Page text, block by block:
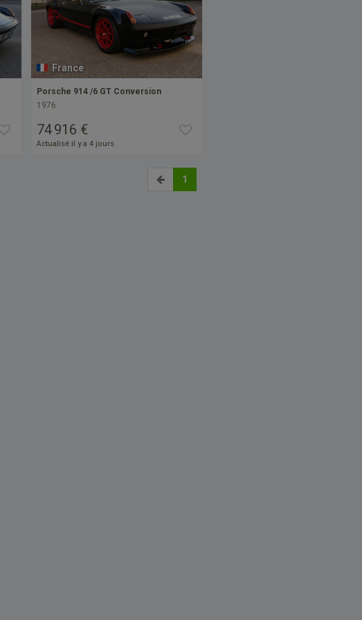
France
Porsche 914 /6 GT Conversion
1976
74 916 €
Actualisé il y a 4 jours
1